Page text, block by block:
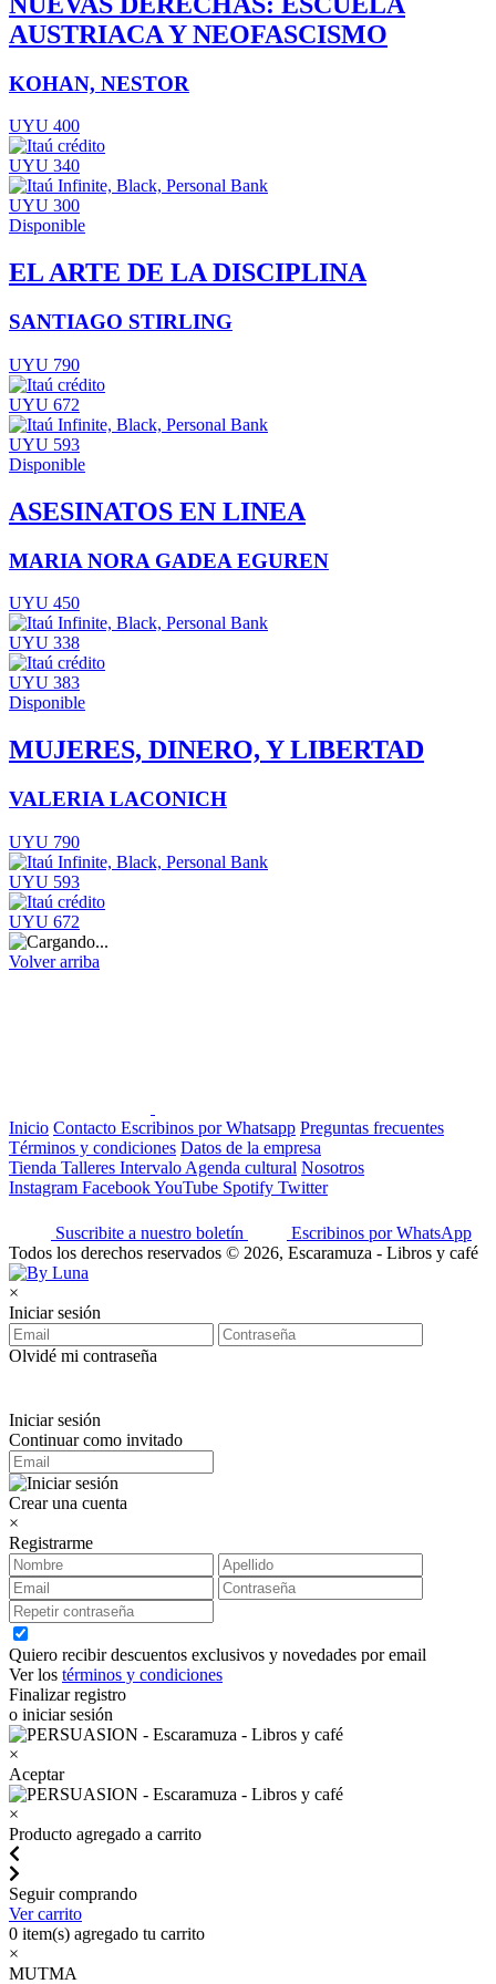
AUSTRIACA Y NEOFASCISMO
KOHAN, NESTOR
UYU 400
UYU 340
UYU 300
Disponible
EL ARTE DE LA DISCIPLINA
SANTIAGO STIRLING
UYU 790
UYU 672
UYU 593
Disponible
ASESINATOS EN LINEA
MARIA NORA GADEA EGUREN
UYU 450
UYU 338
UYU 383
Disponible
MUJERES, DINERO, Y LIBERTAD
VALERIA LACONICH
UYU 790
UYU 593
UYU 672
Volver arriba
Inicio Contacto Escribinos por Whatsapp Preguntas frecuentes
Términos y condiciones Datos de la empresa
Tienda Talleres Intervalo Agenda cultural Nosotros
Instagram FacebookYouTube Spotify Twitter
Suscribite a nuestro boletín
Escribinos por WhatsApp
Todos los derechos reservados © 2026, Escaramuza - Libros y café
×
Iniciar sesión
Olvidé mi contraseña
Iniciar sesión
Continuar como invitado
Crear una cuenta
×
Registrarme
Quiero recibir descuentos exclusivos y novedades por email
Ver los términos y condiciones
Finalizar registro
o iniciar sesión
×
Aceptar
×
Producto agregado a carrito
Seguir comprando
Ver carrito
0 item(s) agregado tu carrito
×
MUTMA